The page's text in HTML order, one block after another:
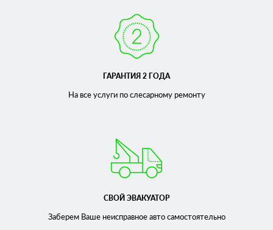
ГАРАНТИЯ 2 ГОДА
На все услуги по слесарномуремонту
СВОЙ ЭВАКУАТОР
Заберем Ваше неисправноеавто самостоятельно